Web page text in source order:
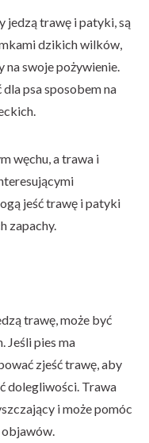
jedzą trawę i patyki, są
dzikich wilków,
na swoje pożywienie.
psa sposobem na
węchu, a trawa i
jeść trawę i patyki
zapachy.
trawę, może być
Jeśli pies ma
zjeść trawę, aby
dolegliwości. Trawa
i może pomóc
objawów.